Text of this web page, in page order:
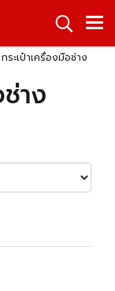
กระเป๋าเครื่องมือช่าง
าง